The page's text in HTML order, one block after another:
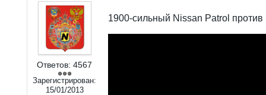
Ответов: 4567
Зарегистрирован:
15/01/2013
1900-сильный Nissan Patrol против